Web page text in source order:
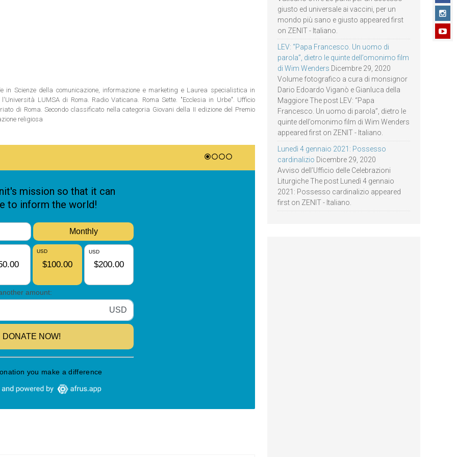
in Scienze della comunicazione, informazione e marketing e Laurea specialistica in
LUMSA di Roma. Radio Vaticana. Roma Sette. "Ecclesia in Urbe". Ufficio
di Roma. Secondo classificato nella categoria Giovani della II edizione del Premio
religiosa
giusto ed universale ai vaccini, per un
mondo più sano e giusto appeared first
on ZENIT - Italiano.
LEV: “Papa Francesco. Un uomo di
parola”, dietro le quinte dell’omonimo film
di Wim Wenders Dicembre 29, 2020
Volume fotografico a cura di monsignor
Dario Edoardo Viganò e Gianluca della
Maggiore The post LEV: “Papa
Francesco. Un uomo di parola”, dietro le
quinte dell’omonimo film di Wim Wenders
appeared first on ZENIT - Italiano.
Lunedì 4 gennaio 2021: Possesso
cardinalizio Dicembre 29, 2020
Avviso dell’Ufficio delle Celebrazioni
Liturgiche The post Lunedì 4 gennaio
2021: Possesso cardinalizio appeared
first on ZENIT - Italiano.